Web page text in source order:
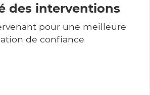
des interventions
pour une meilleure
de confiance